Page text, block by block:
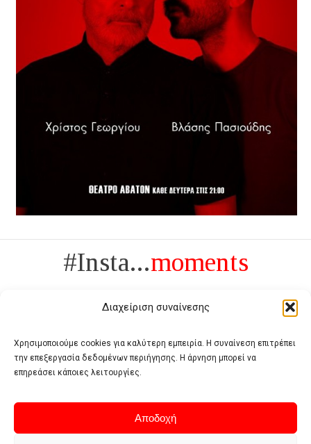
Διαχείριση συναίνεσης
Χρησιμοποιούμε cookies για καλύτερη εμπειρία. Η συναίνεση επιτρέπει
την επεξεργασία δεδομένων περιήγησης. Η άρνηση μπορεί να
επηρεάσει κάποιες λειτουργίες.
Αποδοχή
#Insta...moments
Πολυτέλεια δεν είναι το αντίθετο της ανέχειας, είναι το αντίθετο της